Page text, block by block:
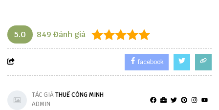
5.0 849 Đánh giá
facebook
TÁC GIẢTHUẾ CÔNG MINH
ADMIN